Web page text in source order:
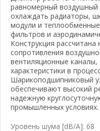
равномерный
охлаждать радиаторы,
модули и
фильтров и
Конструкция рассчитана
сопротивления
вентиляционные каналы,
характеристики в
Шарикоподшипниковый
обеспечивают высокий
надежную
промышленных условиях.
Уровень шума [dB/A]: 68
почту